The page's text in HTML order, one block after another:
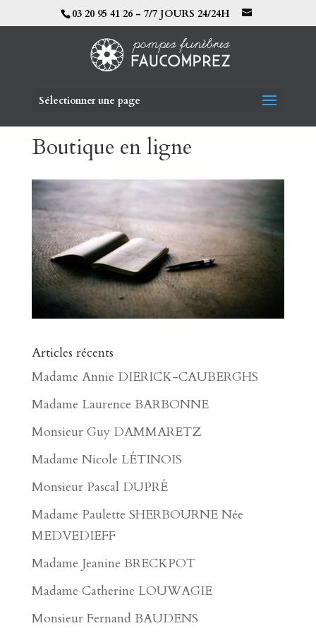
03 20 95 41 26 - 7/7 JOURS 24/24H
Sélectionner une page
Boutique en ligne
Articles récents
Madame Annie DIERICK-CAUBERGHS
Madame Laurence BARBONNE
Monsieur Guy DAMMARETZ
Madame Nicole LÉTINOIS
Monsieur Pascal DUPRÉ
Madame Paulette SHERBOURNE Née
MEDVEDIEFF
Madame Jeanine BRECKPOT
Madame Catherine LOUWAGIE
Monsieur Fernand BAUDENS